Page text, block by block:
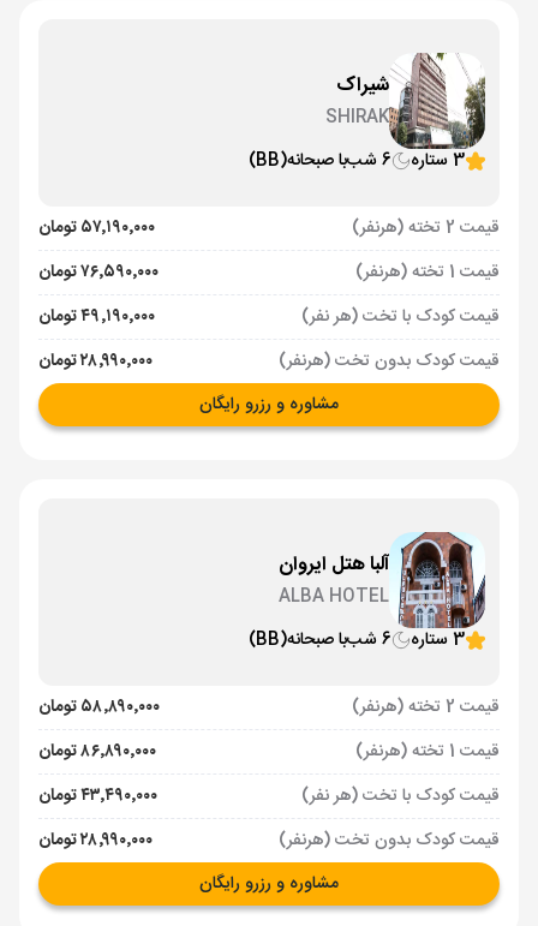
شیراک
SHIRAK
3 ستاره
6 شب با صبحانه(BB)
قیمت 2 تخته (هرنفر)
۵۷٬۱۹۰٬۰۰۰ تومان
قیمت 1 تخته (هرنفر)
۷۶٬۵۹۰٬۰۰۰ تومان
قیمت کودک با تخت (هر نفر)
۴۹٬۱۹۰٬۰۰۰ تومان
قیمت کودک بدون تخت (هرنفر)
۲۸٬۹۹۰٬۰۰۰ تومان
مشاوره و رزرو رایگان
آلبا هتل ایروان
ALBA HOTEL
3 ستاره
6 شب با صبحانه(BB)
قیمت 2 تخته (هرنفر)
۵۸٬۸۹۰٬۰۰۰ تومان
قیمت 1 تخته (هرنفر)
۸۶٬۸۹۰٬۰۰۰ تومان
قیمت کودک با تخت (هر نفر)
۴۳٬۴۹۰٬۰۰۰ تومان
قیمت کودک بدون تخت (هرنفر)
۲۸٬۹۹۰٬۰۰۰ تومان
مشاوره و رزرو رایگان